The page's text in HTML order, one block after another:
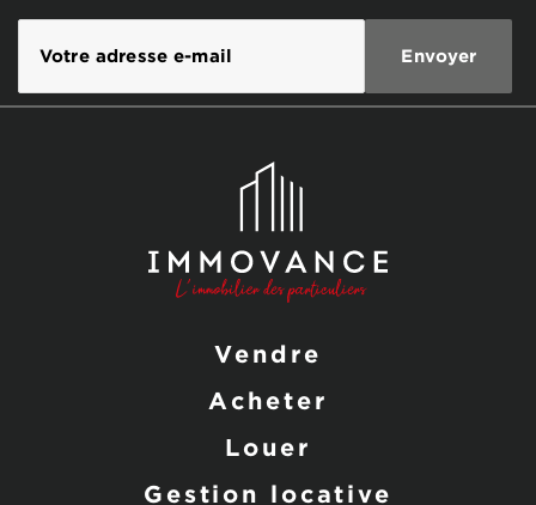
Vendre
Acheter
Louer
Gestion locative